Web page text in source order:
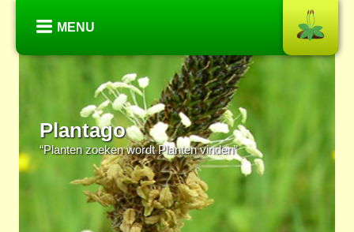
MENU
Plantago
“Planten zoeken wordt Planten vinden”